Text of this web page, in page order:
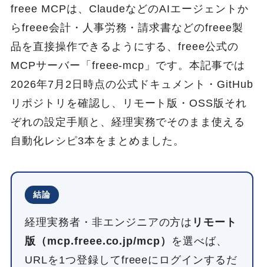
freee MCPは、ClaudeなどのAIエージェントか
らfreee会計・人事労務・請求書などのfreee製
品を直接操作できるようにする、freee公式の
MCPサーバー「freee-mcp」です。本記事では
2026年7月2日時点の公式ドキュメント・GitHub
リポジトリを確認し、リモート版・OSS版それ
ぞれの設定手順と、経理実務でそのまま使える
自動化レシピ3本をまとめました。
結論
経理実務者・非エンジニアの方は リモート
版（mcp.freee.co.jp/mcp） を選べば、
URLを1つ登録してfreeeにログインするだ